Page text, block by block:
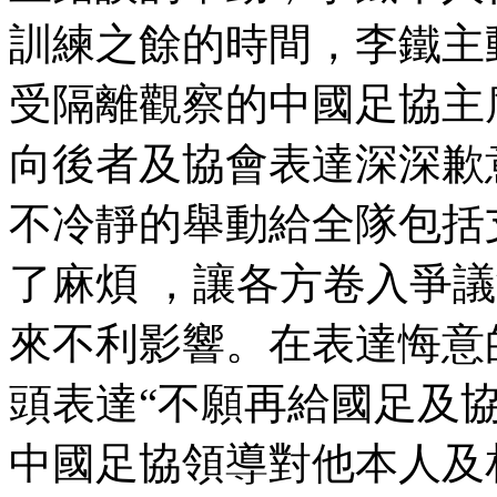
訓練之餘的時間，李
受隔離觀察的中國足協主席
向後者及協會表達深深歉意
不冷靜的舉動給全隊包
了麻煩 ，讓各方卷入爭
來不利影響。在表達悔
頭表達“不願再給國足及
中國足協領導對他本人及